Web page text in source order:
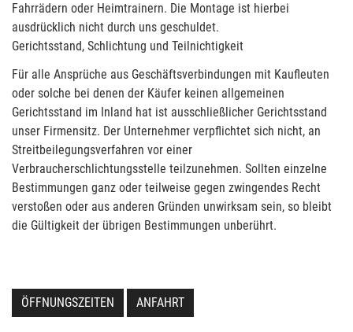
Fahrrädern oder Heimtrainern. Die Montage ist hierbei
ausdrücklich nicht durch uns geschuldet.
Gerichtsstand, Schlichtung und Teilnichtigkeit
Für alle Ansprüche aus Geschäftsverbindungen mit Kaufleuten
oder solche bei denen der Käufer keinen allgemeinen
Gerichtsstand im Inland hat ist ausschließlicher Gerichtsstand
unser Firmensitz. Der Unternehmer verpflichtet sich nicht, an
Streitbeilegungsverfahren vor einer
Verbraucherschlichtungsstelle teilzunehmen. Sollten einzelne
Bestimmungen ganz oder teilweise gegen zwingendes Recht
verstoßen oder aus anderen Gründen unwirksam sein, so bleibt
die Gültigkeit der übrigen Bestimmungen unberührt.
ÖFFNUNGSZEITEN ANFAHRT